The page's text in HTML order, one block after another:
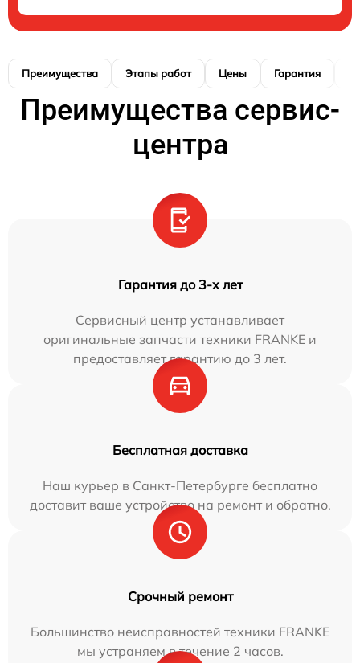
Преимущества Этапы работ Цены Гарантия
Преимущества сервис-
центра
Гарантия до 3-х лет
Сервисный центр устанавливает
оригинальные запчасти техники FRANKE и
предоставляет гарантию до 3 лет.
Бесплатная доставка
Наш курьер в Санкт-Петербурге бесплатно
доставит ваше устройство на ремонт и обратно.
Срочный ремонт
Большинство неисправностей техники FRANKE
мы устраняем в течение 2 часов.